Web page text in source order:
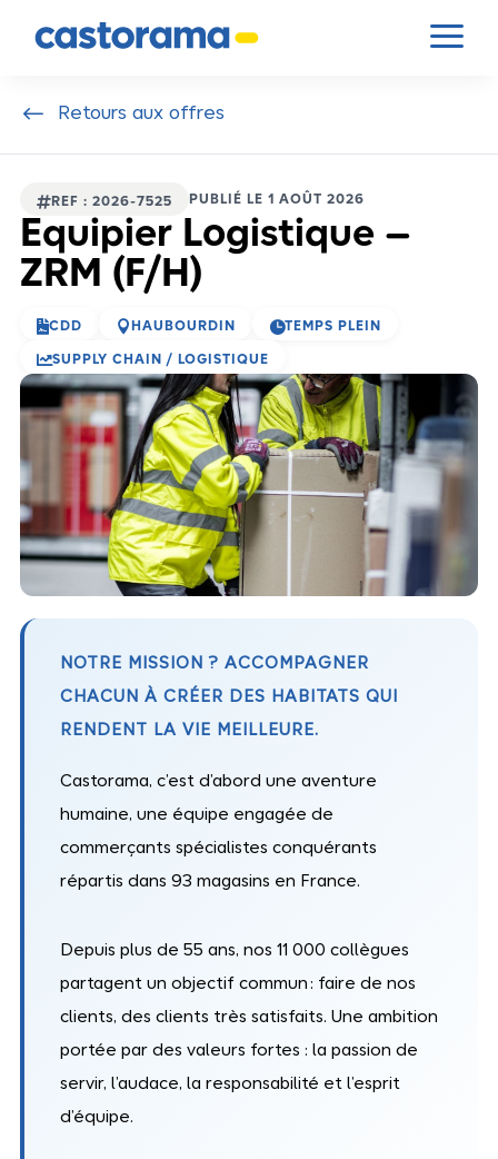
a
# Retours aux offres
REF : 2026-7525 PUBLIÉ LE 1 AOÛT 2026
Equipier Logistique –
ZRM (F/H)
CDD  HAUBOURDIN TEMPS PLEIN
SUPPLY CHAIN / LOGISTIQUE
NOTRE MISSION ? ACCOMPAGNER
CHACUN À CRÉER DES HABITATS QUI
RENDENT LA VIE MEILLEURE.
Castorama, c’est d’abord une aventure
humaine, une équipe engagée de
commerçants spécialistes conquérants
répartis dans 93 magasins en France.
Depuis plus de 55 ans, nos 11 000 collègues
partagent un objectif commun : faire de nos
clients, des clients très satisfaits. Une ambition
portée par des valeurs fortes : la passion de
servir, l’audace, la responsabilité et l’esprit
d’équipe.